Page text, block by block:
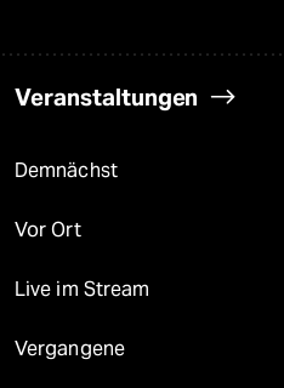
Veranstaltungen
Demnächst
Vor Ort
Live im Stream
Vergangene